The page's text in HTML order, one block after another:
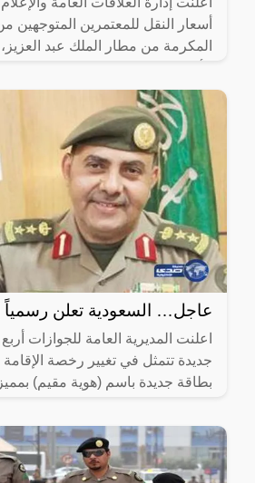
أسعار النقل للمعتمرين المتوجهين
المكرمة من مطار الملك عبد
عاجل… السعودية تعلن رسمياً
اعلنت المديرية العامة للجوازات
جديدة تتمثل في تغيير رخصة الإقامة
بطاقة جديدة باسم (هوية مقيم)